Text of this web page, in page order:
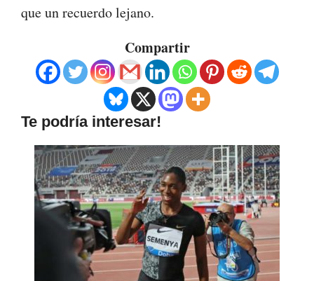
que un recuerdo lejano.
Compartir
Te podría interesar!